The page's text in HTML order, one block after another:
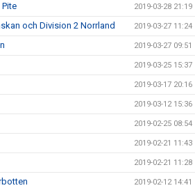
2019-03-28 21:19
och Division 2 Norrland 2019-03-27 11:24
2019-03-27 09:51
2019-03-25 15:37
2019-03-17 20:16
2019-03-12 15:36
2019-02-25 08:54
2019-02-21 11:43
2019-02-21 11:28
2019-02-12 14:41